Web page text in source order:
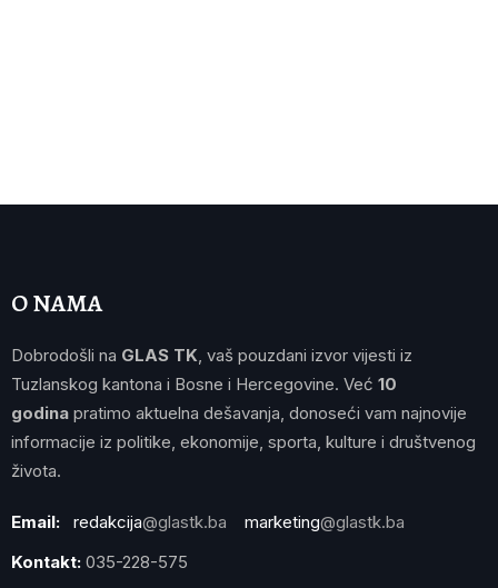
O NAMA
Dobrodošli na GLAS TK , vaš pouzdani izvor vijesti iz
Tuzlanskog kantona i Bosne i Hercegovine. Već 10
godina pratimo aktuelna dešavanja, donoseći vam najnovije
informacije iz politike, ekonomije, sporta, kulture i društvenog
života.
Email: redakcija@glastk.ba marketing@glastk.ba
Kontakt: 035-228-575